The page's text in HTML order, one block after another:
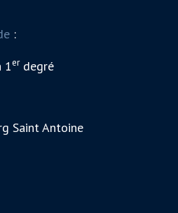
:
1erdegré
Saint Antoine